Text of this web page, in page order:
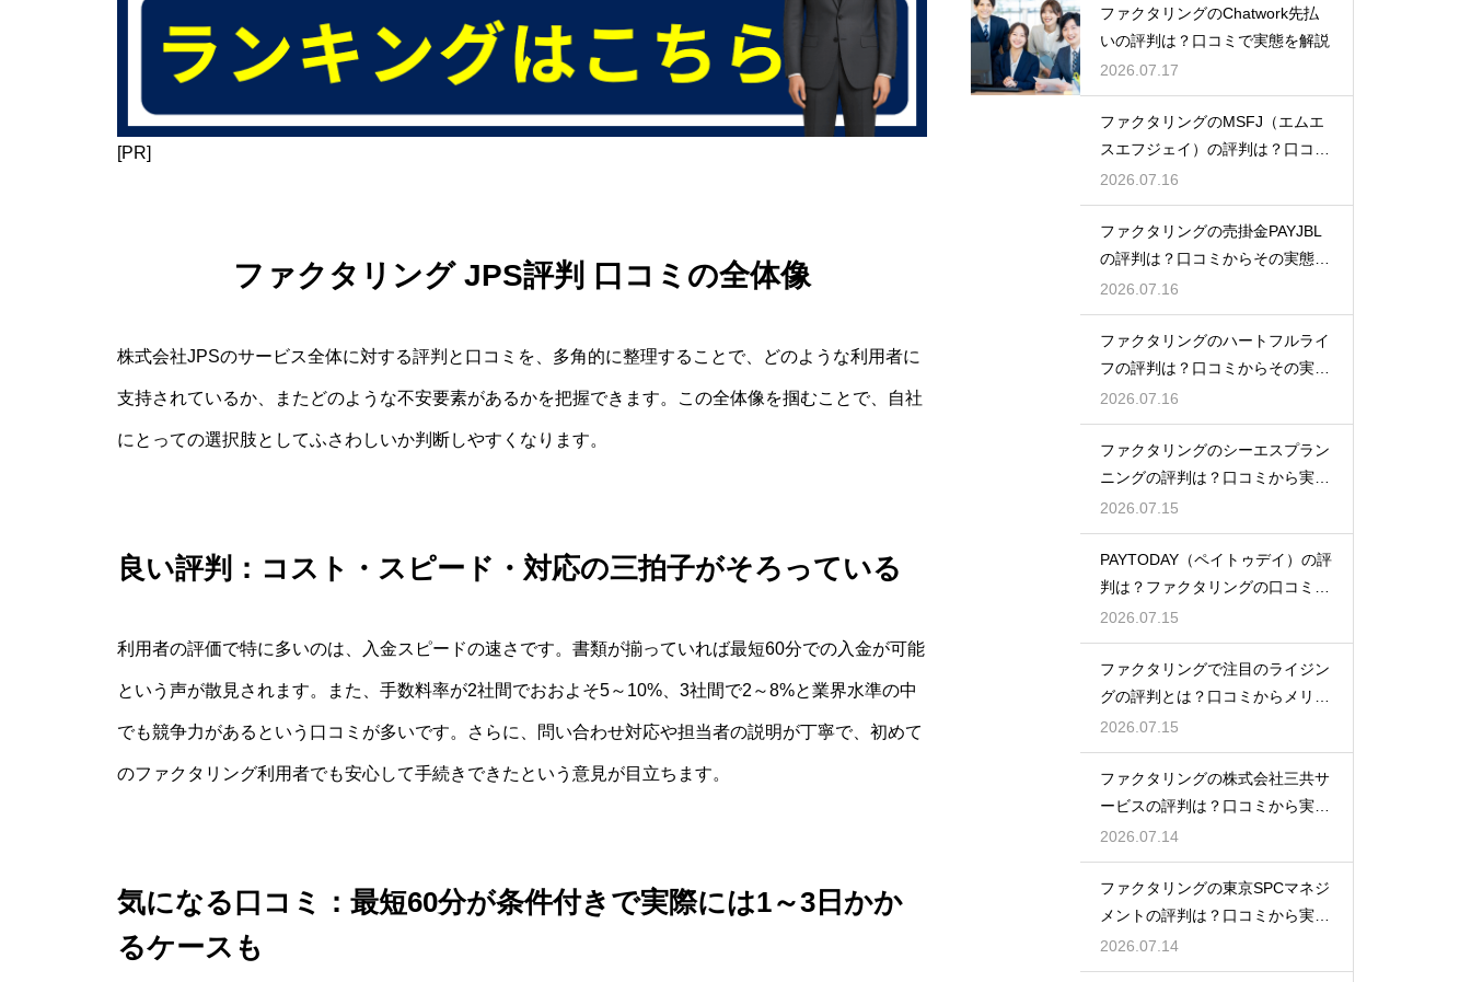
[PR]
ファクタリング JPS評判 口コミの全体像
株式会社JPSのサービス全体に対する評判と口コミを、多角的に整理することで、どのような利用者に
支持されているか、またどのような不安要素があるかを把握できます。この全体像を掴むことで、自社
にとっての選択肢としてふさわしいか判断しやすくなります。
良い評判：コスト・スピード・対応の三拍子がそろっている
利用者の評価で特に多いのは、入金スピードの速さです。書類が揃っていれば最短60分での入金が可能
という声が散見されます。また、手数料率が2社間でおおよそ5～10%、3社間で2～8%と業界水準の中
でも競争力があるという口コミが多いです。さらに、問い合わせ対応や担当者の説明が丁寧で、初めて
のファクタリング利用者でも安心して手続きできたという意見が目立ちます。
気になる口コミ：最短60分が条件付きで実際には1～3日かか
るケースも
ファクタリングのChatwork先払
いの評判は？口コミで実態を解説
2026.07.17
ファクタリングのMSFJ（エムエ
スエフジェイ）の評判は？口コミ
から検証
2026.07.16
ファクタリングの売掛金PAYJBL
の評判は？口コミからその実態を
徹底解説
2026.07.16
ファクタリングのハートフルライ
フの評判は？口コミからその実態
を徹底解説
2026.07.16
ファクタリングのシーエスプラン
ニングの評判は？口コミから実態
を徹底解説
2026.07.15
PAYTODAY（ペイトゥデイ）の評
判は？ファクタリングの口コミ検
証
2026.07.15
ファクタリングで注目のライジン
グの評判とは？口コミからメリッ
トを徹底解説
2026.07.15
ファクタリングの株式会社三共サ
ービスの評判は？口コミから実態
を徹底解説
2026.07.14
ファクタリングの東京SPCマネジ
メントの評判は？口コミから実態
を徹底解説
2026.07.14